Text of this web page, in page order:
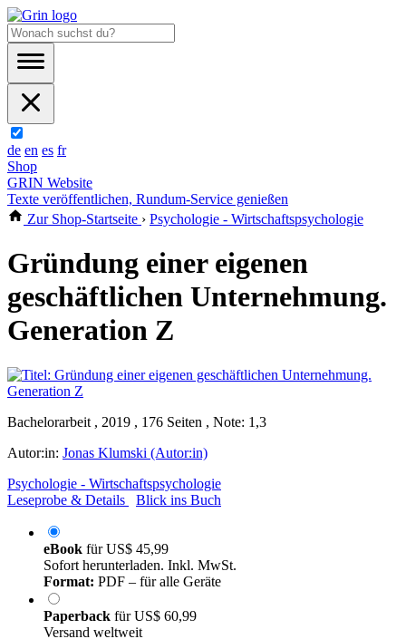
de en es fr
Shop
GRIN Website
Texte veröffentlichen, Rundum-Service genießen
Zur Shop-Startseite › Psychologie - Wirtschaftspsychologie
Gründung einer eigenen
geschäftlichen Unternehmung.
Generation Z
Bachelorarbeit , 2019 , 176 Seiten , Note: 1,3
Autor:in: Jonas Klumski (Autor:in)
Psychologie - Wirtschaftspsychologie
Leseprobe & Details
Blick ins Buch
eBook fürUS$ 45,99
Sofort herunterladen. Inkl. MwSt.
Format: PDF – für alle Geräte
Paperback fürUS$ 60,99
Versand weltweit